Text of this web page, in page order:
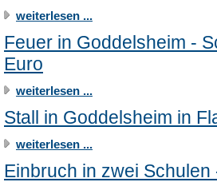
weiterlesen ...
Feuer in Goddelsheim -
Euro
weiterlesen ...
Stall in Goddelsheim in
weiterlesen ...
Einbruch in zwei